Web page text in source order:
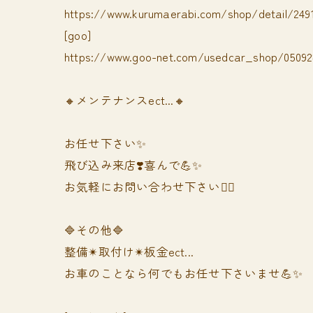
https://www.kurumaerabi.com/shop/detail/
[goo]
https://www.goo-net.com/usedcar_shop/
🔸メンテナンスect...🔸
お任せ下さい✨
飛び込み来店❣️喜んで💪✨
お気軽にお問い合わせ下さい🙆‍♀️
🔷その他🔷
整備✴︎取付け✴︎板金ect...
お車のことなら何でもお任せ下さいませ💪✨